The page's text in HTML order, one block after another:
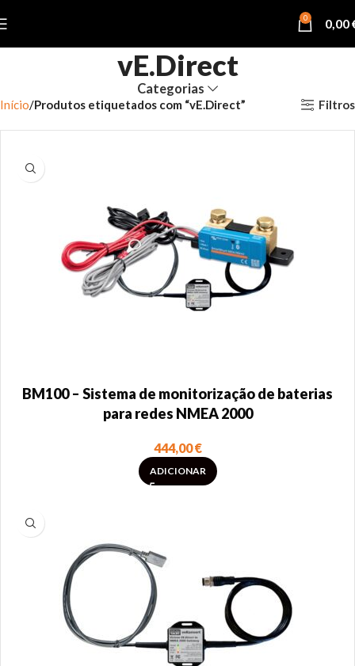
0 0,00
vE.Direct
Categorias
Início Produtos etiquetados com “vE.Direct” Filtros
BM100 – Sistema de monitorização de baterias
para redes NMEA 2000
444,00€
ADICIONAR